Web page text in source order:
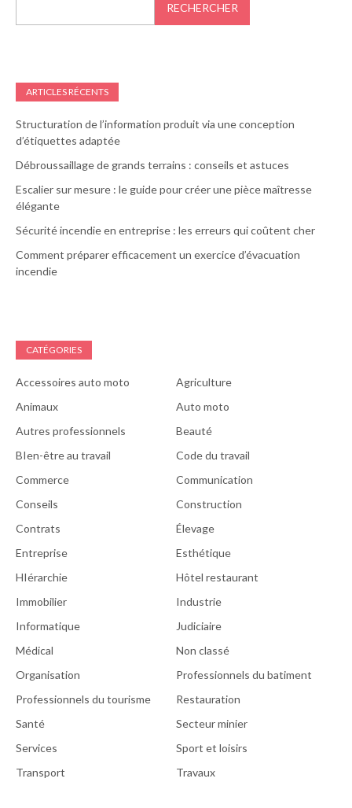
RECHERCHER
ARTICLES RÉCENTS
Structuration de l’information produit via une conception
d’étiquettes adaptée
Débroussaillage de grands terrains : conseils et astuces
Escalier sur mesure : le guide pour créer une pièce maîtresse
élégante
Sécurité incendie en entreprise : les erreurs qui coûtent cher
Comment préparer efficacement un exercice d’évacuation
incendie
CATÉGORIES
Accessoires auto moto
Agriculture
Animaux
Auto moto
Autres professionnels
Beauté
BIen-être au travail
Code du travail
Commerce
Communication
Conseils
Construction
Contrats
Élevage
Entreprise
Esthétique
HIérarchie
Hôtel restaurant
Immobilier
Industrie
Informatique
Judiciaire
Médical
Non classé
Organisation
Professionnels du batiment
Professionnels du tourisme
Restauration
Santé
Secteur minier
Services
Sport et loisirs
Transport
Travaux